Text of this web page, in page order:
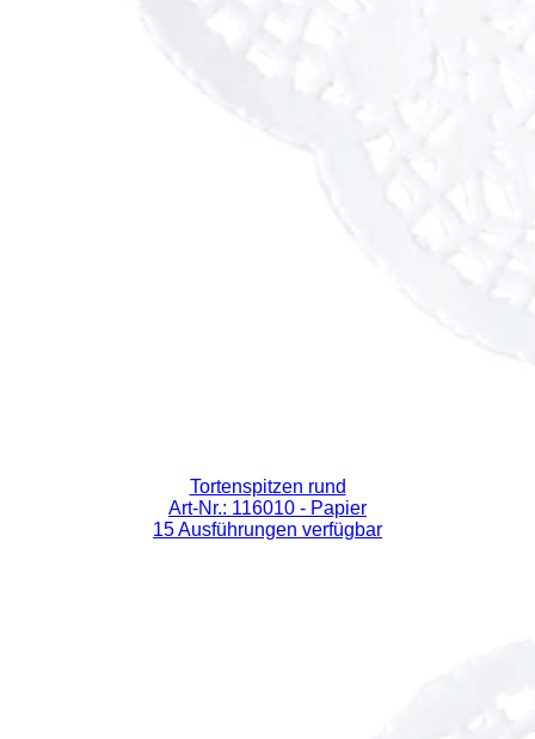
Tortenspitzen rund
Art-Nr.: 116010 - Papier
15 Ausführungen verfügbar